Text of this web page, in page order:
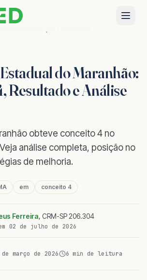
do Maranhão:
Resultado e Análise
obteve conceito 4 no
análise completa, posição no
de melhoria.
em conceito 4
Ferreira, CRM-SP 206.304
02 de julho de 2026
março de 2026 6 min de leitura